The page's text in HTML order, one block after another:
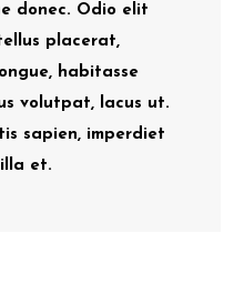
donec. Odio elit
placerat,
habitasse
volutpat, lacus ut.
sapien, imperdiet
et.